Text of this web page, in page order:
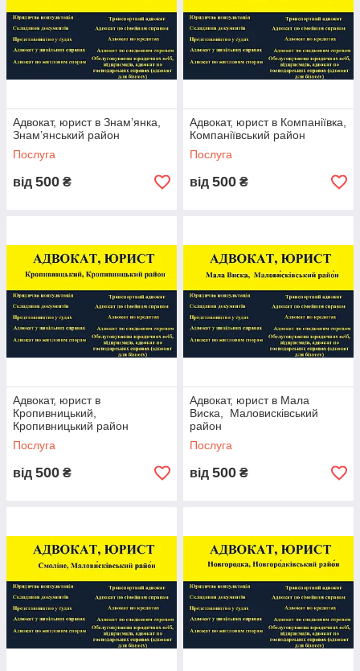
Адвокат, юрист в Знам’янка,
Знам’янський район
Послуга
від 500 ₴
Адвокат, юрист в Компаніївка,
Компаніївський район
Послуга
від 500 ₴
Адвокат, юрист в
Кропивницький,
Кропивницький район
Послуга
від 500 ₴
Адвокат, юрист в Мала
Виска, Маловисківський
район
Послуга
від 500 ₴